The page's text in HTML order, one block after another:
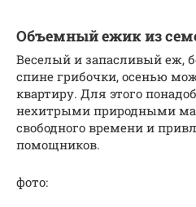
Объемный ежик из
Веселый и запасливый еж,
спине грибочки, осенью
квартиру. Для этого
нехитрыми природными
свободного времени и
помощников.
фото: